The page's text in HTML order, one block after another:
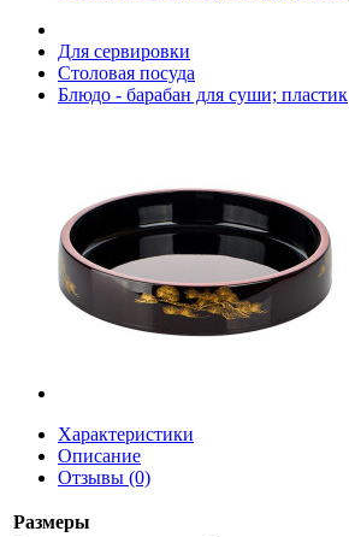
Для сервировки
Столовая посуда
Блюдо - барабан для суши; пластик
Характеристики
Описание
Отзывы (0)
Размеры